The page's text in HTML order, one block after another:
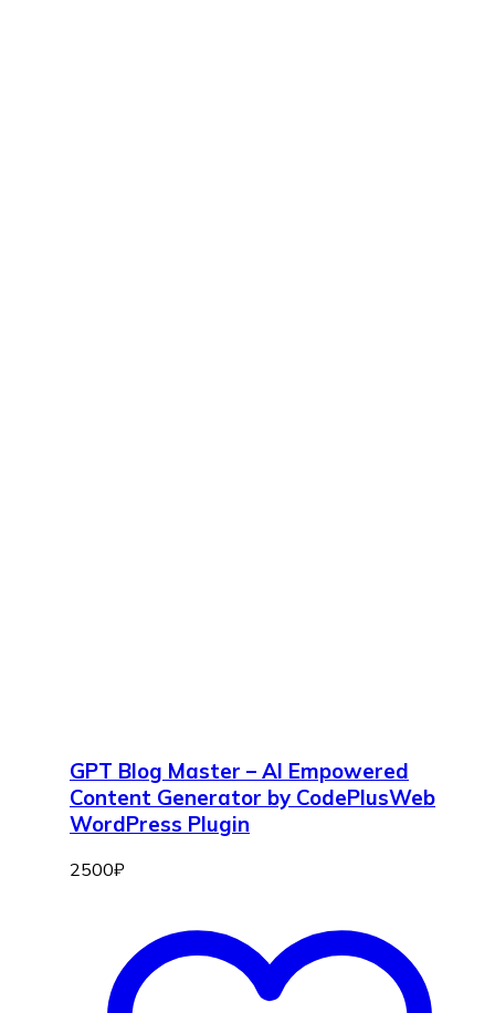
GPT Blog Master – AI Empowered
Content Generator by CodePlusWeb
WordPress Plugin
2500₽